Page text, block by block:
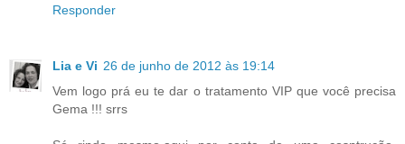
Responder
Lia e Vi 26 de junho de 2012 às 19:14
Vem logo prá eu te dar o tratamento VIP que você precisa
Gema !!! srrs